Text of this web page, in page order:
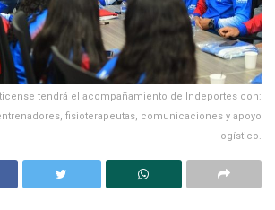
tendrá el acompañamiento de Indeportes con:
fisioterapeutas, comunicaciones y apoyo
logístico.